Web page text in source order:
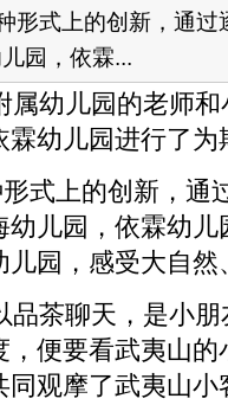
形式上的创新，通
园，依霖...
幼儿园的老师和
幼儿园进行了
式上的创新，通
儿园，依霖幼
园，感受大自然
茶聊天，是小朋
，便要看武夷山
观摩了武夷山